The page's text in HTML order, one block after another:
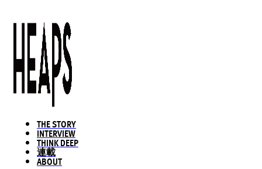
THE STORY
INTERVIEW
THINK DEEP
連載
ABOUT